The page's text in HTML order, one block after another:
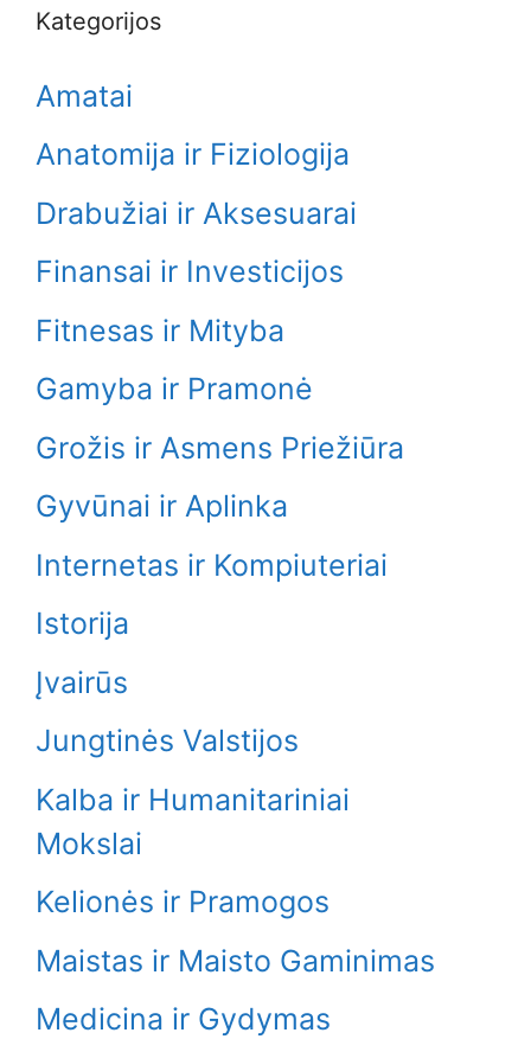
Kategorijos
Amatai
Anatomija ir Fiziologija
Drabužiai ir Aksesuarai
Finansai ir Investicijos
Fitnesas ir Mityba
Gamyba ir Pramonė
Grožis ir Asmens Priežiūra
Gyvūnai ir Aplinka
Internetas ir Kompiuteriai
Istorija
Įvairūs
Jungtinės Valstijos
Kalba ir Humanitariniai
Mokslai
Kelionės ir Pramogos
Maistas ir Maisto Gaminimas
Medicina ir Gydymas